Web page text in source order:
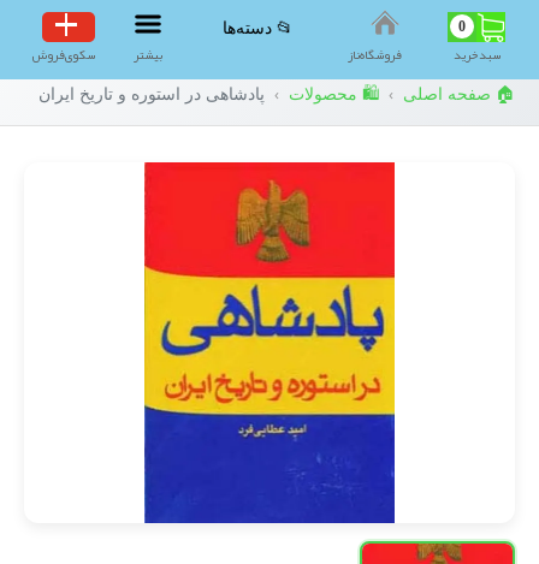
0
سبد‌خرید فروشگاه‌ناز
📂 دسته‌ها
بیشتر سکوی‌فروش
🏠 صفحه اصلی › 🛍️ محصولات › پادشاهی در استوره و تاریخ ایران